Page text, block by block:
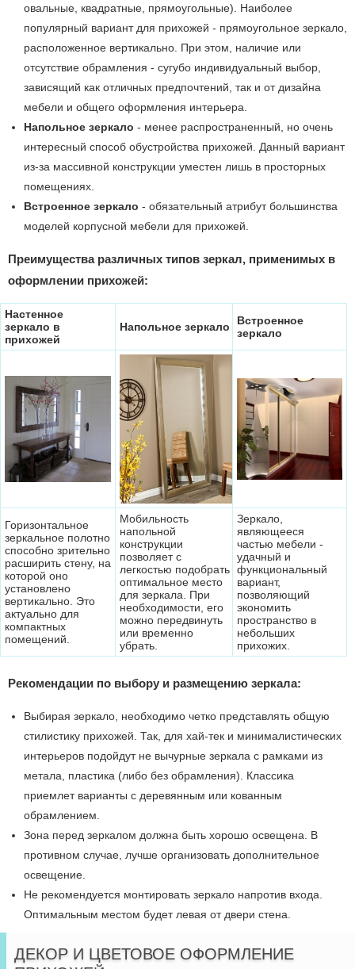
овальные, квадратные, прямоугольные). Наиболее
популярный вариант для прихожей - прямоугольное зеркало,
расположенное вертикально. При этом, наличие или
отсутствие обрамления - сугубо индивидуальный выбор,
зависящий как отличных предпочтений, так и от дизайна
мебели и общего оформления интерьера.
Напольное зеркало - менее распространенный, но очень
интересный способ обустройства прихожей. Данный вариант
из-за массивной конструкции уместен лишь в просторных
помещениях.
Встроенное зеркало - обязательный атрибут большинства
моделей корпусной мебели для прихожей.
Преимущества различных типов зеркал, применимых в
оформлении прихожей:
Настенное
зеркало в
прихожей
Напольное зеркало
Встроенное
зеркало
Горизонтальное
зеркальное полотно
способно зрительно
расширить стену, на
которой оно
установлено
вертикально. Это
актуально для
компактных
помещений.
Мобильность
напольной
конструкции
позволяет с
легкостью подобрать
оптимальное место
для зеркала. При
необходимости, его
можно передвинуть
или временно
убрать.
Зеркало,
являющееся
частью мебели -
удачный и
функциональный
вариант,
позволяющий
экономить
пространство в
небольших
прихожих.
Рекомендации по выбору и размещению зеркала:
Выбирая зеркало, необходимо четко представлять общую
стилистику прихожей. Так, для хай-тек и минималистических
интерьеров подойдут не вычурные зеркала с рамками из
метала, пластика (либо без обрамления). Классика
приемлет варианты с деревянным или кованным
обрамлением.
Зона перед зеркалом должна быть хорошо освещена. В
противном случае, лучше организовать дополнительное
освещение.
Не рекомендуется монтировать зеркало напротив входа.
Оптимальным местом будет левая от двери стена.
ДЕКОР И ЦВЕТОВОЕ ОФОРМЛЕНИЕ